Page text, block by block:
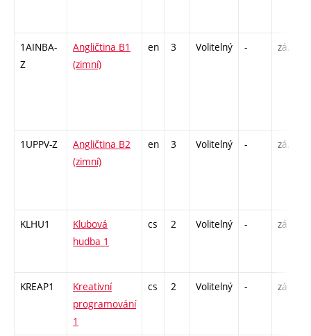
1AINBA-
Z
Angličtina B1
(zimní)
en 3 Volitelný - zá,zk
1UPPV-Z
Angličtina B2
(zimní)
en 3 Volitelný - zá,zk
KLHU1
Klubová
hudba 1
cs 2 Volitelný - zá
KREAP1
Kreativní
programování
1
cs 2 Volitelný - zá